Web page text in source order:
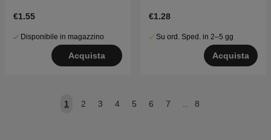
€1.55
Disponibile in magazzino
Acquista
€1.28
Su ord. Sped. in 2–5 gg
Acquista
1 2 3 4 5 6 7 8